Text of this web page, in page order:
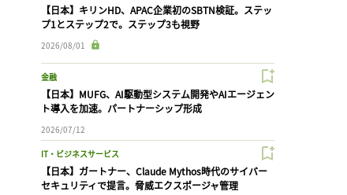
【日本】キリンHD、APAC企業初のSBTN検証。ステッ
プ1とステップ2で。ステップ3も視野
2026/08/01
金融
【日本】MUFG、AI駆動型システム開発やAIエージェン
ト導入を加速。パートナーシップ形成
2026/07/12
IT・ビジネスサービス
【日本】ガートナー、Claude Mythos時代のサイバー
セキュリティで提言。脅威エクスポージャ管理